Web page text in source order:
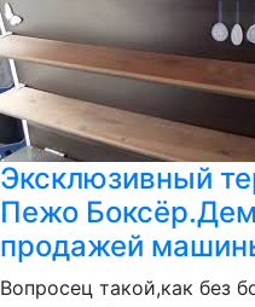
Эксклюзивный
Пежо
продажей
Вопросец такой,как без